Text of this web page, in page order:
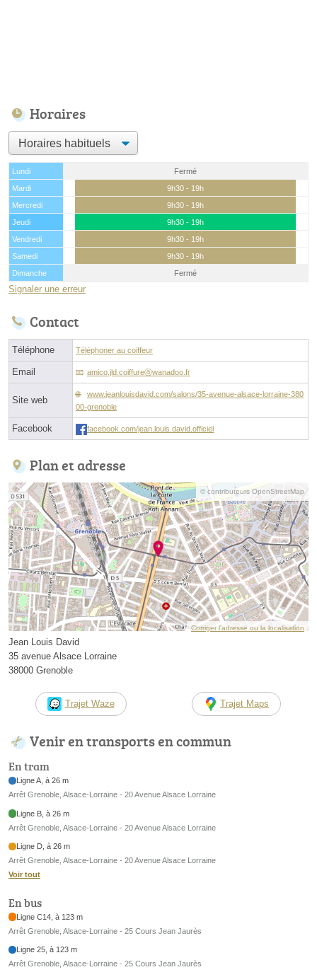
Horaires
Lundi
Fermé
Mardi
9h30 - 19h
Mercredi
9h30 - 19h
Jeudi
9h30 - 19h
Vendredi
9h30 - 19h
Samedi
9h30 - 19h
Dimanche
Fermé
Signaler une erreur
Contact
Téléphone Téléphoner au coiffeur
Email amico.jld.coiffureⓐwanadoo.fr
Site web
www.jeanlouisdavid.com/salons/35-avenue-alsace-lorraine-380
00-grenoble
Facebook facebook.com/jean.louis.david.officiel
Plan et adresse
© contributeurs OpenStreetMap
Corriger l’adresse ou la localisation
Jean Louis David
35 avenue Alsace Lorraine
38000 Grenoble
Trajet Waze Trajet Maps
Venir en transports en commun
En tram
Ligne A, à 26 m
Arrêt Grenoble, Alsace-Lorraine - 20 Avenue Alsace Lorraine
Ligne B, à 26 m
Arrêt Grenoble, Alsace-Lorraine - 20 Avenue Alsace Lorraine
Ligne D, à 26 m
Arrêt Grenoble, Alsace-Lorraine - 20 Avenue Alsace Lorraine
Voir tout
En bus
Ligne C14, à 123 m
Arrêt Grenoble, Alsace-Lorraine - 25 Cours Jean Jaurès
Ligne 25, à 123 m
Arrêt Grenoble, Alsace-Lorraine - 25 Cours Jean Jaurès